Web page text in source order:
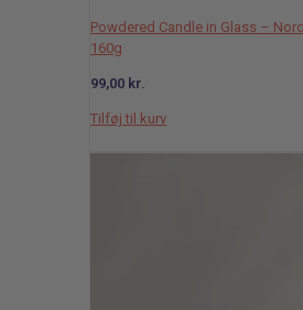
Powdered Candle in Glass –
160g
99,00 kr.
Tilføj til kurv